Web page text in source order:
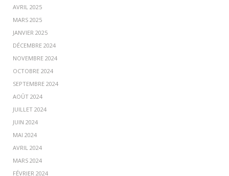
AVRIL 2025
MARS 2025
JANVIER 2025
DÉCEMBRE 2024
NOVEMBRE 2024
OCTOBRE 2024
SEPTEMBRE 2024
AOÛT 2024
JUILLET 2024
JUIN 2024
MAI 2024
AVRIL 2024
MARS 2024
FÉVRIER 2024